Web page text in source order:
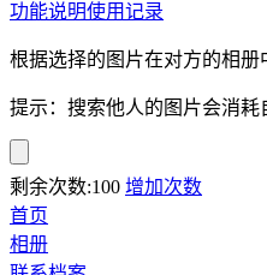
功能说明使用记录
根据选择的图片在对方的相
提示：搜索他人的图片会消耗
剩余次数:100 增加次数
首页
相册